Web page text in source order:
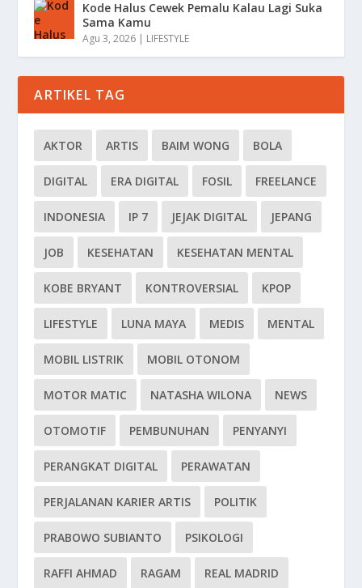
Kode Halus Cewek Pemalu Kalau Lagi Suka
Sama Kamu
Agu 3, 2026 LIFESTYLE
ARTIKEL TAG
AKTOR ARTIS BAIM WONG BOLA
DIGITAL ERA DIGITAL FOSIL FREELANCE
INDONESIA IP 7 JEJAK DIGITAL JEPANG
JOB KESEHATAN KESEHATAN MENTAL
KOBE BRYANT KONTROVERSIAL KPOP
LIFESTYLE LUNA MAYA MEDIS MENTAL
MOBIL LISTRIK MOBIL OTONOM
MOTOR MATIC NATASHA WILONA NEWS
OTOMOTIF PEMBUNUHAN PENYANYI
PERANGKAT DIGITAL PERAWATAN
PERJALANAN KARIER ARTIS POLITIK
PRABOWO SUBIANTO PSIKOLOGI
RAFFI AHMAD RAGAM REAL MADRID